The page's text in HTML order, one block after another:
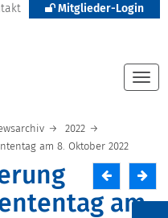
Mitglieder-Login
2022
am 8. Oktober 2022
am